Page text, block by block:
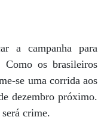
a campanha para
Como os brasileiros
se uma corrida aos
dezembro próximo.
crime.